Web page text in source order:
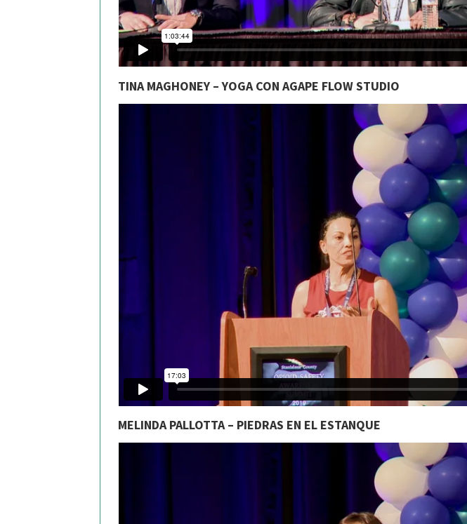
TINA MAGHONEY – YOGA CON AGAPE FLOW STUDIO
MELINDA PALLOTTA – PIEDRAS EN EL ESTANQUE